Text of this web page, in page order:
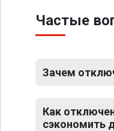
Частые
Зачем
Как
сэкономить